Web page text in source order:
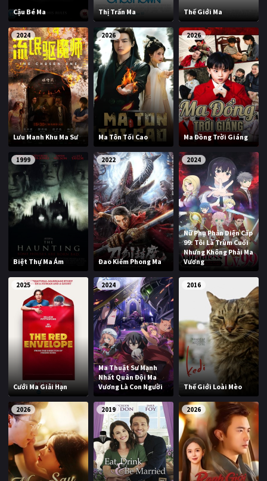
Cậu Bé Ma Thị Trấn Ma Thế Giới Ma
2024
Lưu Manh Khu Ma Sư
2026
Ma Tôn Tối Cao
2026
Ma Đồng Trời Giáng
1999
Biệt Thự Ma Ám
2022
Đao Kiếm Phong Ma
2024
Nữ Phụ Phản Diện Cấp
99: Tôi Là Trùm Cuối
Nhưng Không Phải Ma
Vương
2025
Cưới Ma Giải Hạn
2024
Ma Thuật Sư Mạnh
Nhất Quân Đội Ma
Vương Là Con Người
2016
Thế Giới Loài Mèo
2026 2019 2026